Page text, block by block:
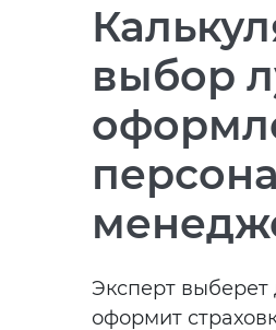
выбор
Эксперт
оформит